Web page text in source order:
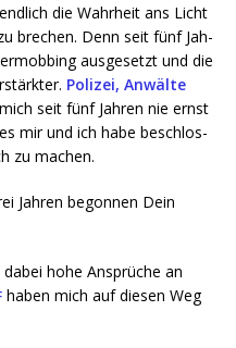
die Wahr­heit ans Licht
bre­chen. Denn seit fünf Jah­
aus­ge­setzt und die
Poli­zei, Anwäl­te
seit fünf Jah­ren nie ernst
mir und ich habe beschlos­
zu machen.
Jah­ren begon­nen Dein
hohe Ansprü­che an
haben mich auf die­sen Weg